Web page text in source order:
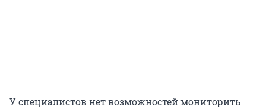
У специалистов нет возможностей мониторить